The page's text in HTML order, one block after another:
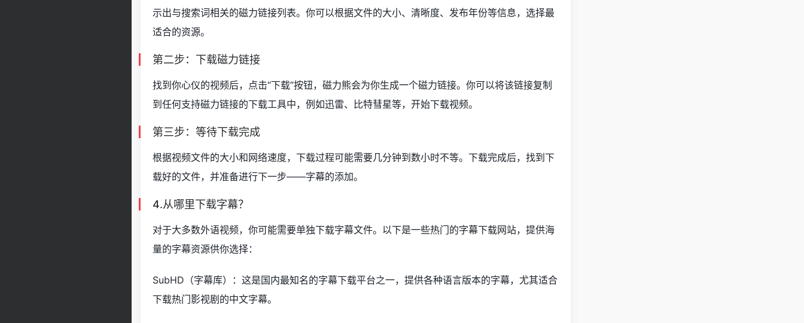
示出与搜索词相关的磁力链接列表。你可以根据文件的大小、清晰度、发布年份等信息，选择最
适合的资源。
第二步：下载磁力链接
找到你心仪的视频后，点击“下载”按钮，磁力熊会为你生成一个磁力链接。你可以将该链接复制
到任何支持磁力链接的下载工具中，例如迅雷、比特彗星等，开始下载视频。
第三步：等待下载完成
根据视频文件的大小和网络速度，下载过程可能需要几分钟到数小时不等。下载完成后，找到下
载好的文件，并准备进行下一步——字幕的添加。
4.从哪里下载字幕？
对于大多数外语视频，你可能需要单独下载字幕文件。以下是一些热门的字幕下载网站，提供海
量的字幕资源供你选择：
SubHD（字幕库）：这是国内最知名的字幕下载平台之一，提供各种语言版本的字幕，尤其适合
下载热门影视剧的中文字幕。